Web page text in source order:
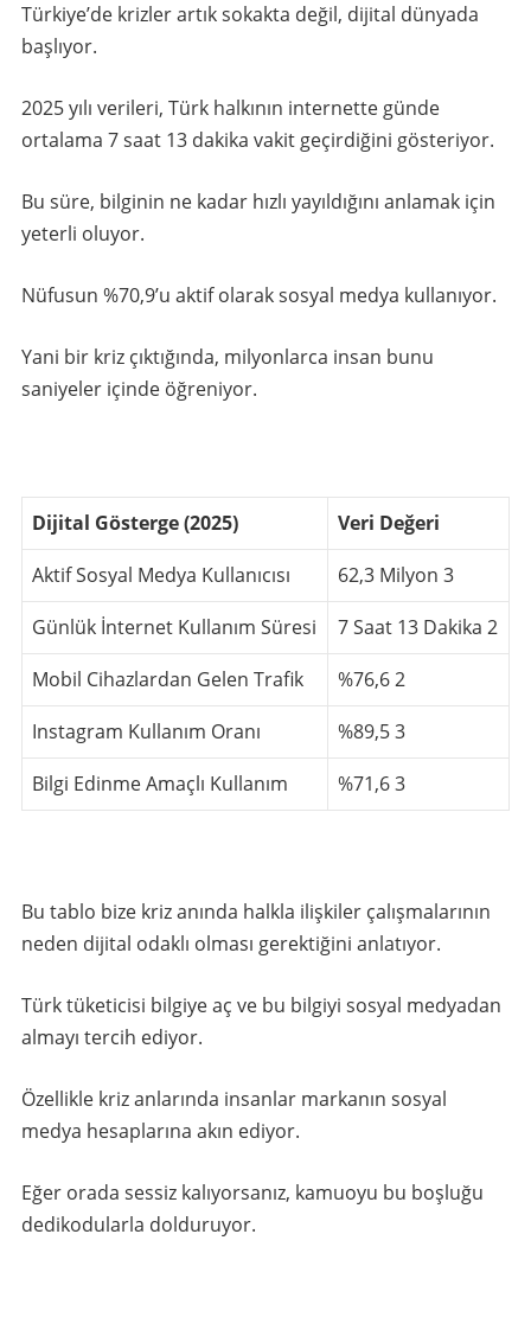
Türkiye’de krizler artık sokakta değil, dijital dünyada
başlıyor.
2025 yılı verileri, Türk halkının internette günde
ortalama 7 saat 13 dakika vakit geçirdiğini gösteriyor.
Bu süre, bilginin ne kadar hızlı yayıldığını anlamak için
yeterli oluyor.
Nüfusun %70,9’u aktif olarak sosyal medya kullanıyor.
Yani bir kriz çıktığında, milyonlarca insan bunu
saniyeler içinde öğreniyor.
Dijital Gösterge (2025)
Veri Değeri
Aktif Sosyal Medya Kullanıcısı
62,3 Milyon 3
Günlük İnternet Kullanım Süresi
7 Saat 13 Dakika 2
Mobil Cihazlardan Gelen Trafik
%76,62
Instagram Kullanım Oranı
%89,53
Bilgi Edinme Amaçlı Kullanım
%71,63
Bu tablo bize kriz anında halkla ilişkiler çalışmalarının
neden dijital odaklı olması gerektiğini anlatıyor.
Türk tüketicisi bilgiye aç ve bu bilgiyi sosyal medyadan
almayı tercih ediyor.
Özellikle kriz anlarında insanlar markanın sosyal
medya hesaplarına akın ediyor.
Eğer orada sessiz kalıyorsanız, kamuoyu bu boşluğu
dedikodularla dolduruyor.